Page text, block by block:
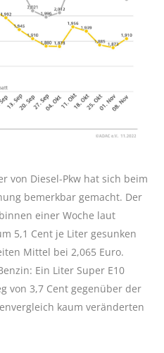
von Diesel-Pkw hat sich beim
bemerkbar gemacht. Der
einer Woche laut
5,1 Cent je Liter gesunken
Mittel bei 2,065 Euro.
Ein Liter Super E10
von 3,7 Cent gegenüber der
kaum veränderten